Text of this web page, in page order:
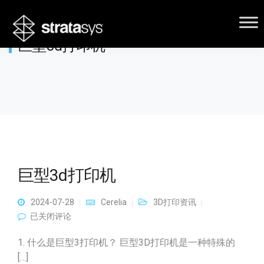
巨型3d打印机
巨型3d打印机
2024-07-28 Cerelia
3D打印资讯
巨型3d打印机
已关闭评论
1. 什么是巨型3打印机？ 巨型3D打印机是一种特殊的
[…]